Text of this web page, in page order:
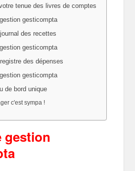
tenue des livres de comptes
gesticompta
des recettes
gesticompta
des dépenses
gesticompta
de bord unique
c'est sympa !
gestion